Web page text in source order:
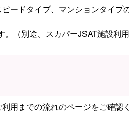
ードタイプ、マンションタイ
（別途、スカパーJSAT施設利
用までの流れのページをご確認